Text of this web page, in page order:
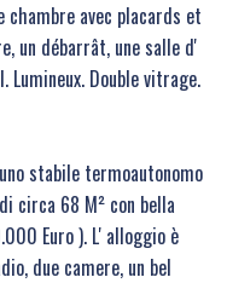
chambre avec placards et
un débarrât, une salle d'
Lumineux. Double vitrage.
stabile termoautonomo
circa 68 M² con bella
Euro ). L' alloggio è
due camere, un bel